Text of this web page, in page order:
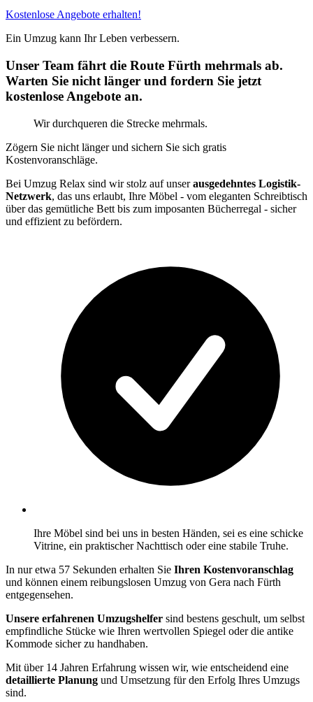
Kostenlose Angebote erhalten!
Ein Umzug kann Ihr Leben verbessern.
Unser Team fährt die Route Fürth mehrmals ab.
Warten Sie nicht länger und fordern Sie jetzt
kostenlose Angebote an.
Wir durchqueren die Strecke mehrmals.
Zögern Sie nicht länger und sichern Sie sich gratis
Kostenvoranschläge.
Bei Umzug Relax sind wir stolz auf unserausgedehntes Logistik-
Netzwerk, das uns erlaubt, Ihre Möbel - vom eleganten Schreibtisch
über das gemütliche Bett bis zum imposanten Bücherregal - sicher
und effizient zu befördern.
Ihre Möbel sind bei uns in besten Händen, sei es eine schicke
Vitrine, ein praktischer Nachttisch oder eine stabile Truhe.
In nur etwa 57 Sekunden erhalten Sie Ihren Kostenvoranschlag
und können einem reibungslosen Umzug von Gera nach Fürth
entgegensehen.
Unsere erfahrenen Umzugshelfer sind bestens geschult, um selbst
empfindliche Stücke wie Ihren wertvollen Spiegel oder die antike
Kommode sicher zu handhaben.
Mit über 14 Jahren Erfahrung wissen wir, wie entscheidend eine
detaillierte Planung und Umsetzung für den Erfolg Ihres Umzugs
sind.